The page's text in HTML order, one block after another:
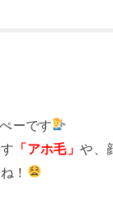
ーです
「アホ毛」や、
！